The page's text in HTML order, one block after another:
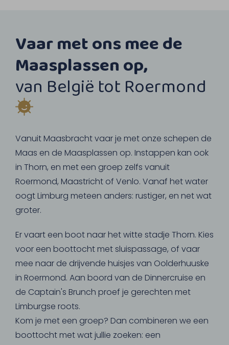
Vaar met ons mee de
Maasplassen op,
van België tot Roermond
Vanuit Maasbracht vaar je met onze schepen de
Maas en de Maasplassen op. Instappen kan ook
in Thorn, en met een groep zelfs vanuit
Roermond, Maastricht of Venlo. Vanaf het water
oogt Limburg meteen anders: rustiger, en net wat
groter.
Er vaart een boot naar het witte stadje Thorn. Kies
voor een boottocht met sluispassage, of vaar
mee naar de drijvende huisjes van Oolderhuuske
in Roermond. Aan boord van de Dinnercruise en
de Captain's Brunch proef je gerechten met
Limburgse roots.
Kom je met een groep? Dan combineren we een
boottocht met wat jullie zoeken: een